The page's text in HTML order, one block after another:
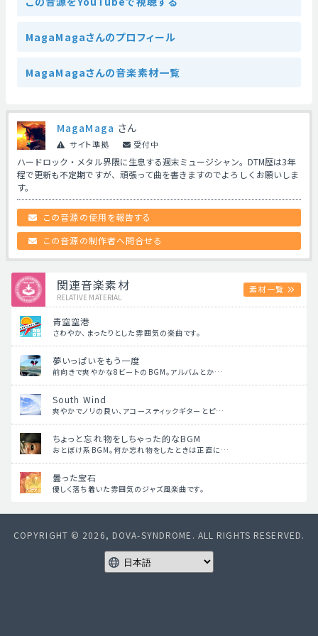
MagaMagaさんのプロフィール
MagaMagaさんの音楽素材一覧
MagaMaga さん
サイト準拠 受付中
ハードロック・メタル界隈に生息する週末ミュージシャン。DTM歴は3年
程で更新も不定期ですが、頑張って曲を書きますのでよろしくお願いしま
す。
この音源の使用を報告する
この音源の制作者へ問合せる
関連音楽素材
RELATIVE MATERIAL
素材一覧
青空空港
さわやか、まったりとした雰囲気の楽曲です。
夢いっぱいをもう一度
前向きで爽やかな8ビートのBGM。アルバムとか…
South Wind
爽やかでノリの良い、アコースティックギターとピ…
ちょっと忘れ物をしちゃった的なBGM
おとぼけ系BGM。何か忘れ物をしたときは正直に…
曇った宝石
優しく落ち着いた雰囲気のジャズ風楽曲です。
COPYRIGHT © 2026, DOVA-SYNDROME. ALL RIGHTS RESERVED.